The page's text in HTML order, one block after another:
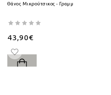
Θάνος Μικρούτσικος - Γραμμές των
43,90€